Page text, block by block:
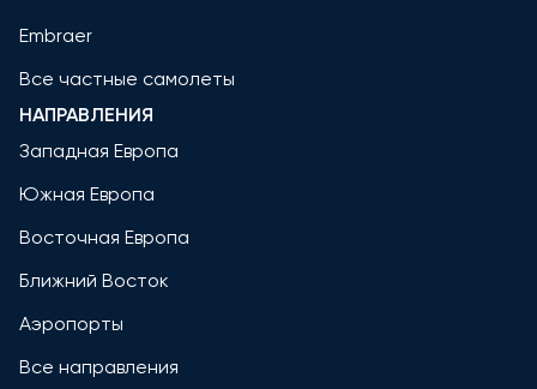
Embraer
Все частные самолеты
НАПРАВЛЕНИЯ
Западная Европа
Южная Европа
Восточная Европа
Ближний Восток
Аэропорты
Все направления